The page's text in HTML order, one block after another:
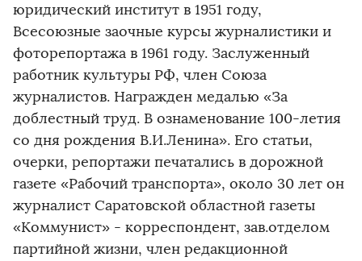
юридический институт в 1951 году,
Всесоюзные заочные курсы журналистики и
фоторепортажа в 1961 году. Заслуженный
работник культуры РФ, член Союза
журналистов. Награжден медалью «За
доблестный труд. В ознаменование 100-летия
со дня рождения В.И.Ленина». Его статьи,
очерки, репортажи печатались в дорожной
газете «Рабочий транспорта», около 30 лет он
журналист Саратовской областной газеты
«Коммунист» - корреспондент, зав.отделом
партийной жизни, член редакционной